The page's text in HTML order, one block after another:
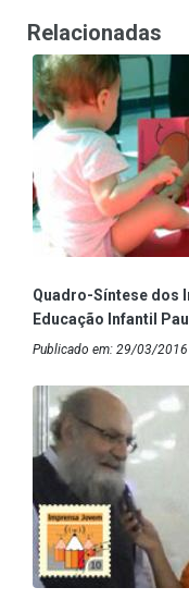
Relacionadas
Quadro-Síntese dos
Educação Infantil
Publicado em: 29/03/2016